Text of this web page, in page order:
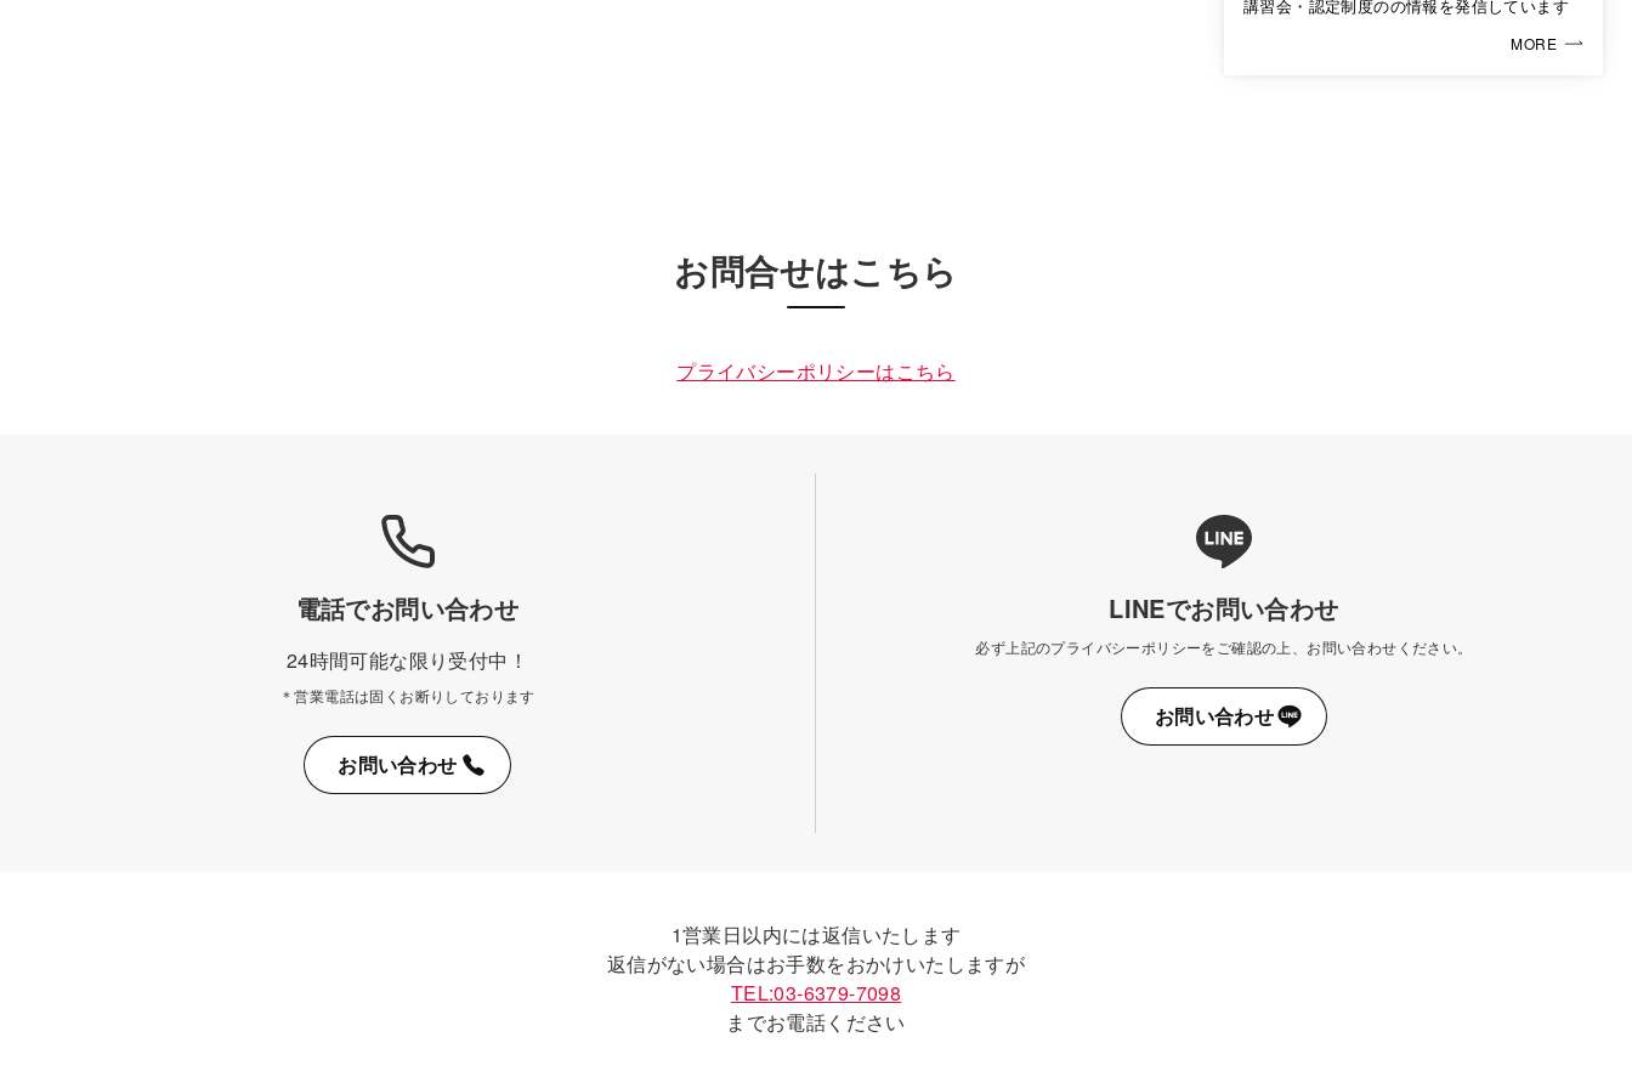
講習会・認定制度のの情報を発信しています
MORE
お問合せはこちら
プライバシーポリシーはこちら
電話でお問い合わせ
24時間可能な限り受付中！
＊営業電話は固くお断りしております
お問い合わせ
LINEでお問い合わせ
必ず上記のプライバシーポリシーをご確認の上、お問い合わせください。
お問い合わせ
1営業日以内には返信いたします
返信がない場合はお手数をおかけいたしますが
TEL:03-6379-7098
までお電話ください